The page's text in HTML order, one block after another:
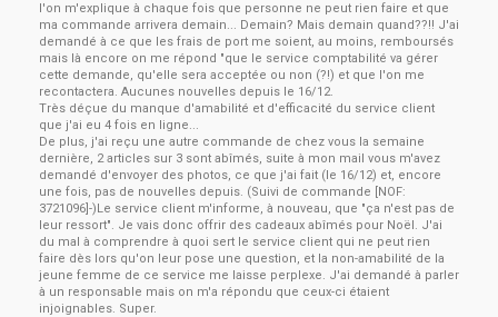
l'on m'explique à chaque fois que personne ne peut rien faire et que
ma commande arrivera demain... Demain? Mais demain quand??!! J'ai
demandé à ce que les frais de port me soient, au moins, remboursés
mais là encore on me répond "que le service comptabilité va gérer
cette demande, qu'elle sera acceptée ou non (?!) et que l'on me
recontactera. Aucunes nouvelles depuis le 16/12.
Très déçue du manque d'amabilité et d'efficacité du service client
que j'ai eu 4 fois en ligne...
De plus, j'ai reçu une autre commande de chez vous la semaine
dernière, 2 articles sur 3 sont abîmés, suite à mon mail vous m'avez
demandé d'envoyer des photos, ce que j'ai fait (le 16/12) et, encore
une fois, pas de nouvelles depuis. (Suivi de commande [NOF:
3721096]-⁩)Le service client m'informe, à nouveau, que "ça n'est pas de
leur ressort". Je vais donc offrir des cadeaux abîmés pour Noël. J'ai
du mal à comprendre à quoi sert le service client qui ne peut rien
faire dès lors qu'on leur pose une question, et la non-amabilité de la
jeune femme de ce service me laisse perplexe. J'ai demandé à parler
à un responsable mais on m'a répondu que ceux-ci étaient
injoignables. Super.